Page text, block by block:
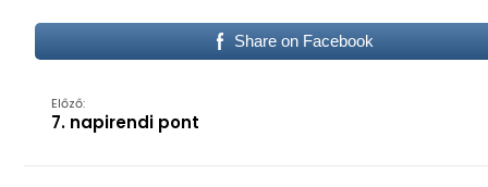
Share on Facebook
Előző:
7. napirendi pont